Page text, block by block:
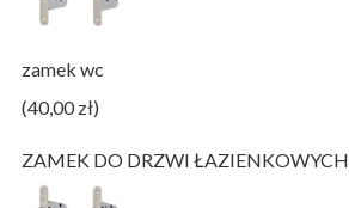
zamek wc
(40,00 zł)
ZAMEK DO DRZWI ŁAZIENKOWYCH